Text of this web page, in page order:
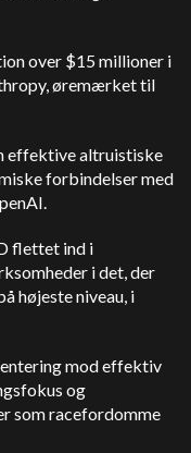
over $15 millioner i
øremærket til
effektive altruistiske
forbindelser med
flettet ind i
i det, der
højeste niveau, i
mod effektiv
og
som racefordomme